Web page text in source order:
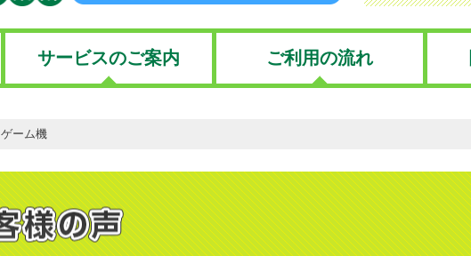
サービスのご案内 ご利用の流れ
ゲーム機